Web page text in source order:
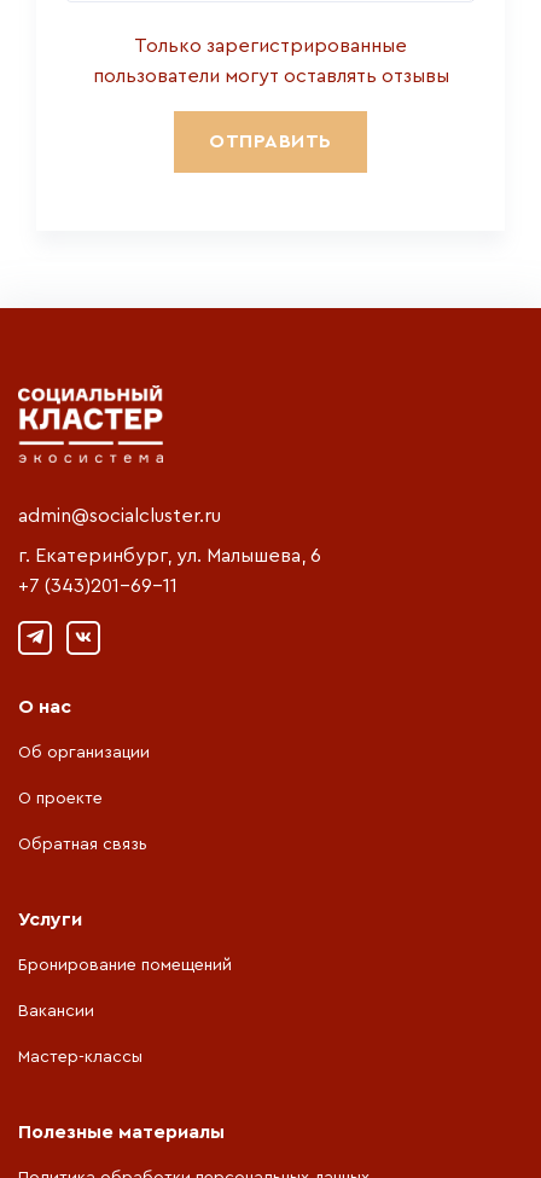
Только зарегистрированные
пользователи могут оставлять отзывы
admin@socialcluster.ru
г. Екатеринбург, ул. Малышева, 6
+7 (343)201-69-11
О нас
Об организации
О проекте
Обратная связь
Услуги
Бронирование помещений
Вакансии
Мастер-классы
Полезные материалы